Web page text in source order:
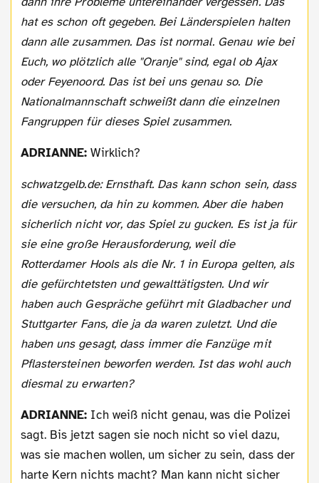
hat es schon oft gegeben. Bei Länderspielen halten
dann alle zusammen. Das ist normal. Genau wie bei
Euch, wo plötzlich alle "Oranje" sind, egal ob Ajax
oder Feyenoord. Das ist bei uns genau so. Die
Nationalmannschaft schweißt dann die einzelnen
Fangruppen für dieses Spiel zusammen.
ADRIANNE: Wirklich?
schwatzgelb.de: Ernsthaft. Das kann schon sein, dass
die versuchen, da hin zu kommen. Aber die haben
sicherlich nicht vor, das Spiel zu gucken. Es ist ja für
sie eine große Herausforderung, weil die
Rotterdamer Hools als die Nr. 1 in Europa gelten, als
die gefürchtetsten und gewalttätigsten. Und wir
haben auch Gespräche geführt mit Gladbacher und
Stuttgarter Fans, die ja da waren zuletzt. Und die
haben uns gesagt, dass immer die Fanzüge mit
Pflastersteinen beworfen werden. Ist das wohl auch
diesmal zu erwarten?
ADRIANNE: Ich weiß nicht genau, was die Polizei
sagt. Bis jetzt sagen sie noch nicht so viel dazu,
was sie machen wollen, um sicher zu sein, dass der
harte Kern nichts macht? Man kann nicht sicher